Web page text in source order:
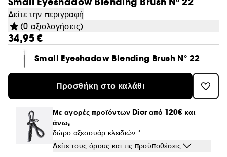
Δείτε την περιγραφή
(0 αξιολογήσεις)
34,95 €
Small Eyeshadow Blending Brush N° 22
Προσθήκη στο καλάθι
Με αγορές προϊόντων Dior από 120€ και
άνω,
δώρο αξεσουάρ κλειδιών.*
Δείτε τους όρους και τις προϋποθέσεις